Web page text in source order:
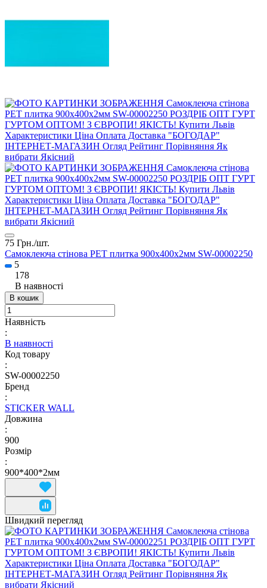
75 Грн./шт.
Самоклеюча стінова PET плитка 900х400х2мм SW-00002250
5
178
В наявності
В кошик
Наявність
:
В наявності
Код товару
:
SW-00002250
Бренд
:
STICKER WALL
Довжина
:
900
Розмір
:
900*400*2мм
Швидкий перегляд